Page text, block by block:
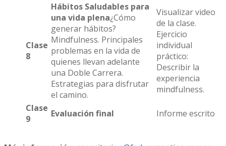
Clase
8
Hábitos Saludables para
una vida plena¿Cómo
generar hábitos?
Mindfulness. Principales
problemas en la vida de
quienes llevan adelante
una Doble Carrera.
Estrategias para disfrutar
el camino.
Visualizar video
de la clase.
Ejercicio
individual
práctico:
Describir la
experiencia
mindfulness.
Clase
9
Evaluación final Informe escrito